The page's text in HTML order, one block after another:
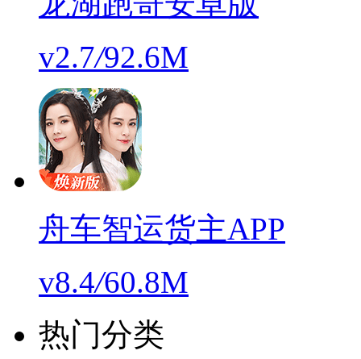
v2.7/92.6M
舟车智运货主APP
v8.4/60.8M
热门分类